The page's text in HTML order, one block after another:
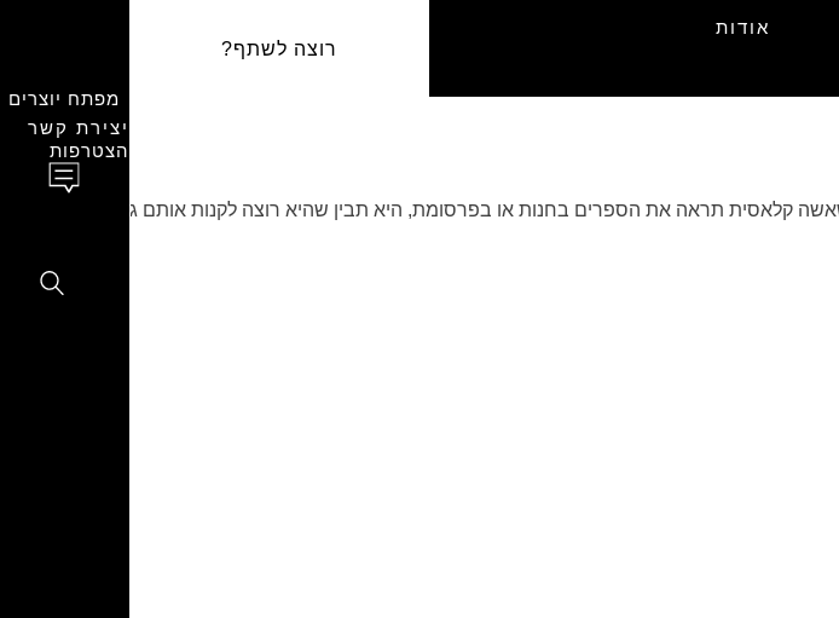
אודות
רוצה לשתף?
מפתח יוצרים
יצירת קשר
הצטרפות
קלאסית תראה את הספרים בחנות או בפרסומת, היא תבין שהיא רוצה לקנות אותם גם כשיש לה